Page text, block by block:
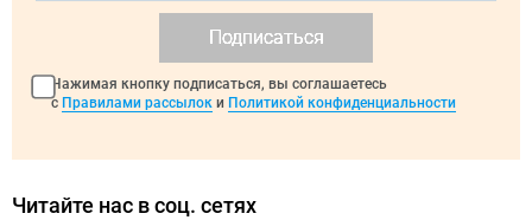
Подписаться
Нажимая кнопку подписаться, вы соглашаетесь
с Правилами рассылок и Политикой конфиденциальности
Читайте нас в соц. сетях